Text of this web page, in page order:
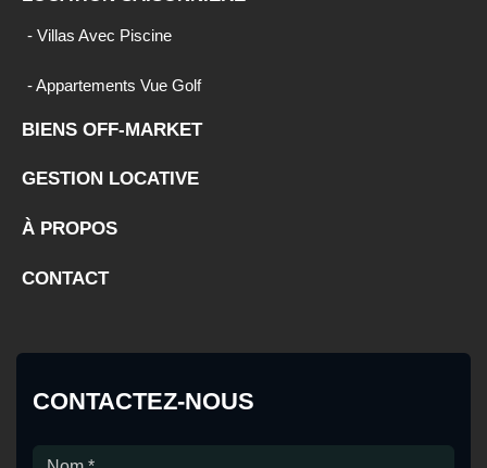
- Villas Avec Piscine
- Appartements Vue Golf
BIENS OFF-MARKET
GESTION LOCATIVE
À PROPOS
CONTACT
CONTACTEZ-NOUS